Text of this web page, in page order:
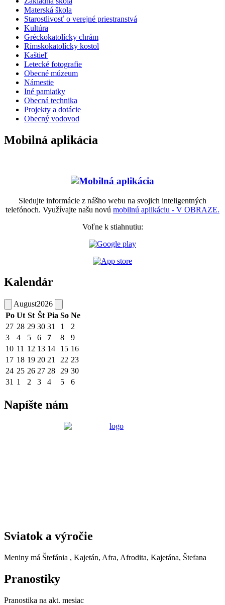
Materská škola
Starostlivosť o verejné priestranstvá
Kultúra
Gréckokatolícky chrám
Rímskokatolícky kostol
Kaštieľ
Letecké fotografie
Obecné múzeum
Námestie
Iné pamiatky
Obecná technika
Projekty a dotácie
Obecný vodovod
Mobilná aplikácia
Sledujte informácie z nášho webu na svojich inteligentných
telefónoch. Využívajte našu novú mobilnú aplikáciu - V OBRAZE.
Voľne k stiahnutiu:
Kalendár
August2026
Po Ut St Št Pia So Ne
27 28 29 30 31 1
2
3
4 5 6 7 8
9
10 11 12 13 14 15 16
17 18 19 20 21 22 23
24 25 26 27 28 29 30
31 1 2 3 4 5 6
Napíšte nám
Sviatok a výročie
Meniny má Štefánia , Kajetán, Afra, Afrodita, Kajetána, Štefana
Pranostiky
Pranostika na akt. mesiac